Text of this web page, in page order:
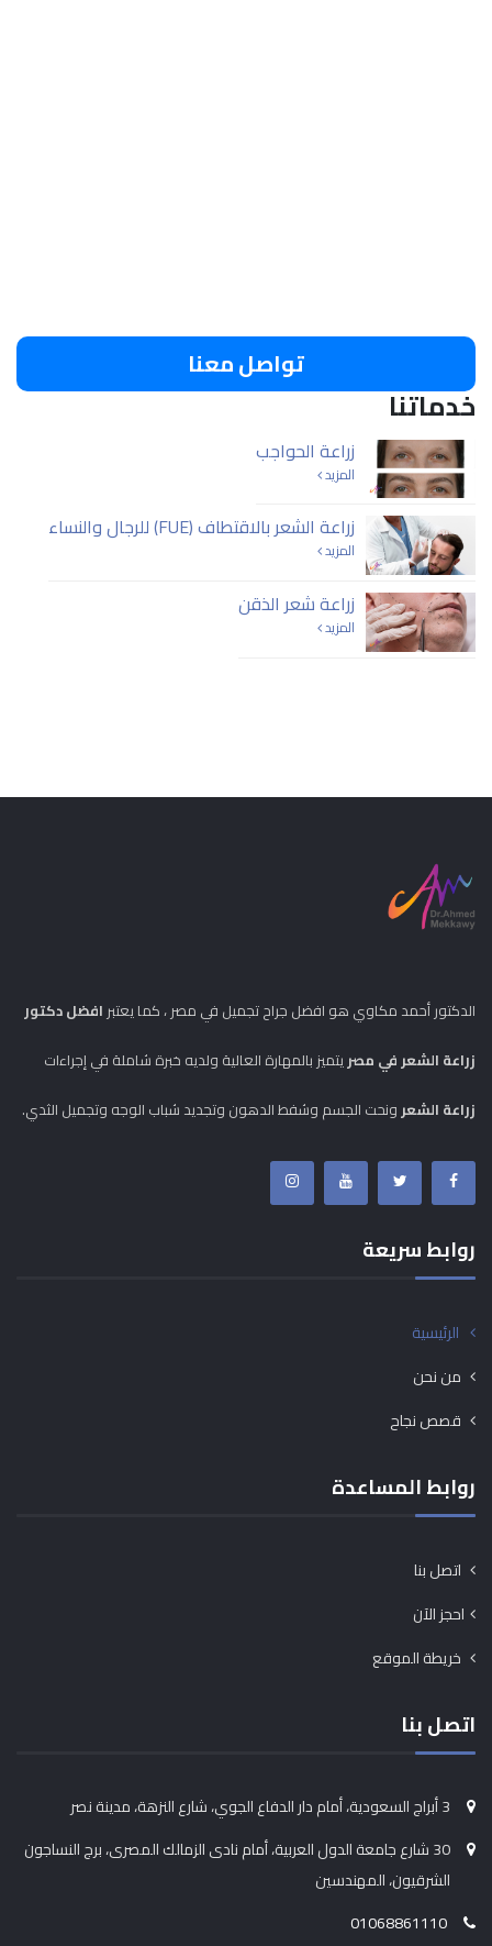
تواصل معنا
خدماتنا
زراعة الحواجب
المزيد
زراعة الشعر بالاقتطاف (FUE) للرجال والنساء
المزيد
زراعة شعر الذقن
المزيد
الدكتور أحمد مكاوي هو افضل جراح تجميل في مصر ، كما يعتبر افضل دكتور
زراعة الشعر في مصريتميز بالمهارة العالية ولديه خبرة شاملة في إجراءات
زراعة الشعرونحت الجسم وشفط الدهون وتجديد شباب الوجه وتجميل الثدي.
روابط سريعة
الرئيسية
من نحن
قصص نجاح
روابط المساعدة
اتصل بنا
احجز الآن
خريطة الموقع
اتصل بنا
3 أبراج السعودية، أمام دار الدفاع الجوي، شارع النزهة، مدينة نصر
30 شارع جامعة الدول العربية، أمام نادى الزمالك المصرى، برج النساجون
الشرقيون، المهندسين
01068861110